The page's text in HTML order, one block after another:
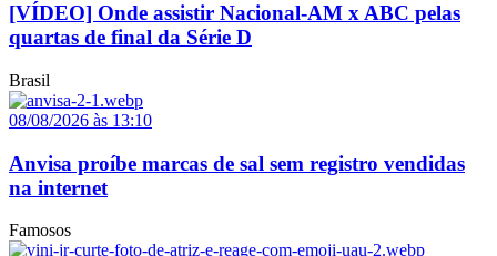
[VÍDEO] Onde assistir Nacional-AM x ABC pelas
quartas de final da Série D
Brasil
08/08/2026 às 13:10
Anvisa proíbe marcas de sal sem registro vendidas
na internet
Famosos